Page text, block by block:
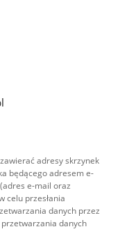
adresy skrzynek
będącego adresem e-
e-mail oraz
celu przesłania
danych przez
danych